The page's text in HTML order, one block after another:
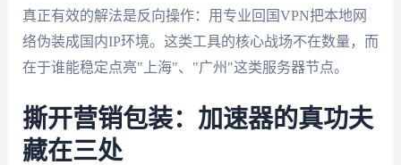
真正有效的解法是反向操作：用专业回国VPN把本地网
络伪装成国内IP环境。这类工具的核心战场不在数量，而
在于谁能稳定点亮"上海"、"广州"这类服务器节点。
撕开营销包装：加速器的真功夫
藏在三处